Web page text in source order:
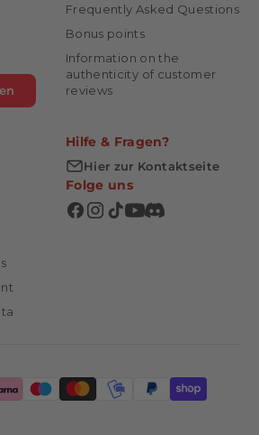
Frequently Asked Questions
Bonus points
Information on the
authenticity of customer
reviews
Hilfe & Fragen?
Hier zur Kontaktseite
Folge uns